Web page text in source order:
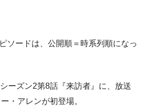
ソードは、公開順＝時系列順になっ
ーズン2第8話『来訪者』に、放送
・アレンが初登場。